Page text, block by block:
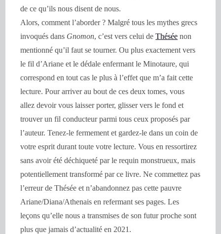
de ce qu’ils nous disent de nous.
Alors, comment l’aborder ? Malgré tous les mythes grecs
invoqués dans Gnomon, c’est vers celui deThésée non
mentionné qu’il faut se tourner. Ou plus exactement vers
le fil d’Ariane et le dédale enfermant le Minotaure, qui
correspond en tout cas le plus à l’effet que m’a fait cette
lecture. Pour arriver au bout de ces deux tomes, vous
allez devoir vous laisser porter, glisser vers le fond et
trouver un fil conducteur parmi tous ceux proposés par
l’auteur. Tenez-le fermement et gardez-le dans un coin de
votre esprit durant toute votre lecture. Vous en ressortirez
sans avoir été déchiqueté par le requin monstrueux, mais
potentiellement transformé par ce livre. Ne commettez pas
l’erreur de Thésée et n’abandonnez pas cette pauvre
Ariane/Diana/Athenais en refermant ses pages. Les
leçons qu’elle nous a transmises de son futur proche sont
plus que jamais d’actualité en 2021.